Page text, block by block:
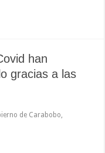
han
gracias a las
de Carabobo